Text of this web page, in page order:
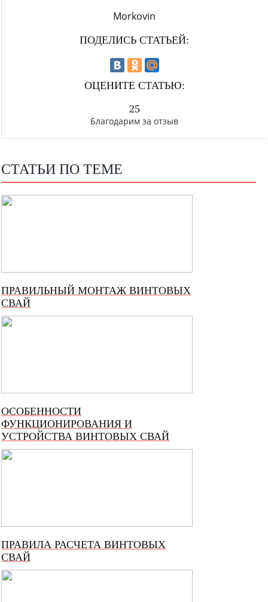
Morkovin
ПОДЕЛИСЬ СТАТЬЕЙ:
ОЦЕНИТЕ СТАТЬЮ:
25
Благодарим за отзыв
СТАТЬИ ПО ТЕМЕ
ПРАВИЛЬНЫЙ МОНТАЖ ВИНТОВЫХ
СВАЙ
ОСОБЕННОСТИ
ФУНКЦИОНИРОВАНИЯ И
УСТРОЙСТВА ВИНТОВЫХ СВАЙ
ПРАВИЛА РАСЧЕТА ВИНТОВЫХ
СВАЙ